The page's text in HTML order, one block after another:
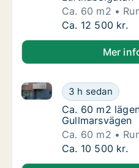
Ca. 60 m2
Ca. 60 m2
Ca. 12 500 kr.
Mer
Ca. 60 m2
3 h sedan
Ca. 60 m2 lägenhet att
Ca. 60 m2
Ca. 60 m2
Gullmarsvägen
Ca. 60 m2
Ca. 60 m2
Ca. 10 500 kr.